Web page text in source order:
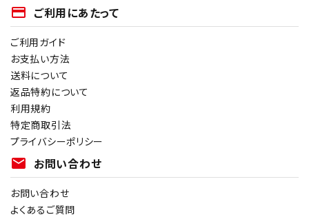
payment ご利用にあたって
ご利用ガイド
お支払い方法
送料について
返品特約について
利用規約
特定商取引法
プライバシーポリシー
mail お問い合わせ
お問い合わせ
よくあるご質問